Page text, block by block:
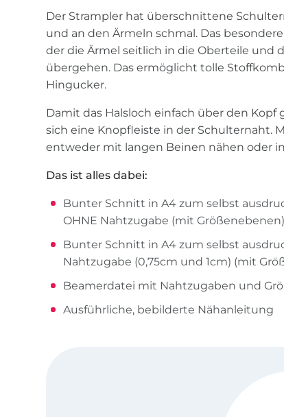
Der Strampler hat überschnittene
und an den Ärmeln schmal. Das
der die Ärmel seitlich in die Oberteile und
übergehen. Das ermöglicht tolle
Hingucker.
Damit das Halsloch einfach über den
sich eine Knopfleiste in der Schulternaht.
entweder mit langen Beinen nähen oder
Das ist alles dabei:
Bunter Schnitt in A4 zum selbst
OHNE Nahtzugabe (mit Größenebenen)
Bunter Schnitt in A4 zum selbst
Nahtzugabe (0,75cm und 1cm) (mit
Beamerdatei mit Nahtzugaben und
Ausführliche, bebilderte Nähanleitung